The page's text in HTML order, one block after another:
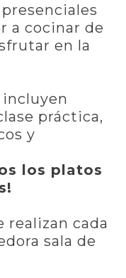
a cocinar de
en la
incluyen
práctica,
y
los platos
realizan cada
sala de